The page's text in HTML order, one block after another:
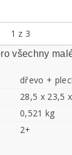
1 z 3
všechny
dřevo +
28,5 x 23,5
0,521 kg
2+